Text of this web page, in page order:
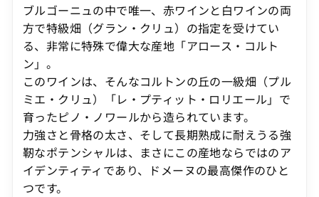
ブルゴーニュの中で唯一、赤ワインと白ワインの両
方で特級畑（グラン・クリュ）の指定を受けてい
る、非常に特殊で偉大な産地「アロース・コルト
ン」。
このワインは、そんなコルトンの丘の一級畑（プル
ミエ・クリュ）「レ・プティット・ロリエール」で
育ったピノ・ノワールから造られています。
力強さと骨格の太さ、そして長期熟成に耐えうる強
靭なポテンシャルは、まさにこの産地ならではのア
イデンティティであり、ドメーヌの最高傑作のひと
つです。